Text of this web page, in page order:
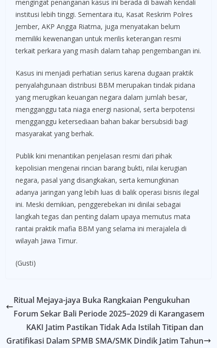
mengingat penanganan kasus ini berada di bawah kendali
institusi lebih tinggi. Sementara itu, Kasat Reskrim Polres
Jember, AKP Angga Riatma, juga menyatakan belum
memiliki kewenangan untuk merilis keterangan resmi
terkait perkara yang masih dalam tahap pengembangan ini.
Kasus ini menjadi perhatian serius karena dugaan praktik
penyalahgunaan distribusi BBM merupakan tindak pidana
yang merugikan keuangan negara dalam jumlah besar,
mengganggu tata niaga energi nasional, serta berpotensi
mengganggu ketersediaan bahan bakar bersubsidi bagi
masyarakat yang berhak.
Publik kini menantikan penjelasan resmi dari pihak
kepolisian mengenai rincian barang bukti, nilai kerugian
negara, pasal yang disangkakan, serta kemungkinan
adanya jaringan yang lebih luas di balik operasi bisnis ilegal
ini. Meski demikian, penggerebekan ini dinilai sebagai
langkah tegas dan penting dalam upaya memutus mata
rantai praktik mafia BBM yang selama ini merajalela di
wilayah Jawa Timur.
(Gusti)
Ritual Mejaya-jaya Buka Rangkaian Pengukuhan
Forum Sekar Bali Periode 2025–2029 di Karangasem
KAKI Jatim Pastikan Tidak Ada Istilah Titipan dan
Gratifikasi Dalam SPMB SMA/SMK Dindik Jatim Tahun